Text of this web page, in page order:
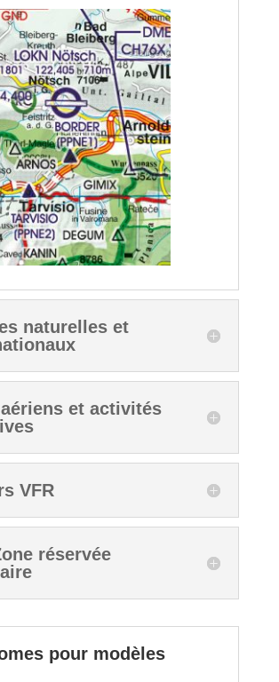
naturelles et
et activités
VFR
réservée
pour modèles